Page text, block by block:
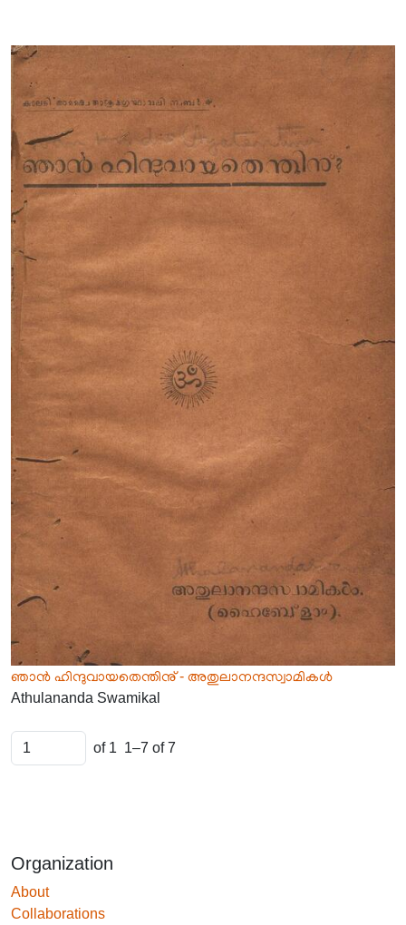
ഞാൻ ഹിന്ദുവായതെന്തിനു് - അതുലാനന്ദസ്വാമികൾ
Athulananda Swamikal
of 1 1–7 of 7
Organization
About
Collaborations